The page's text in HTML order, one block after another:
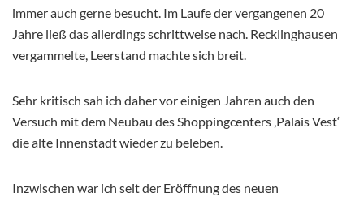
immer auch gerne besucht. Im Laufe der vergangenen 20
Jahre ließ das allerdings schrittweise nach. Recklinghausen
vergammelte, Leerstand machte sich breit.
Sehr kritisch sah ich daher vor einigen Jahren auch den
Versuch mit dem Neubau des Shoppingcenters ‚Palais Vest‘
die alte Innenstadt wieder zu beleben.
Inzwischen war ich seit der Eröffnung des neuen